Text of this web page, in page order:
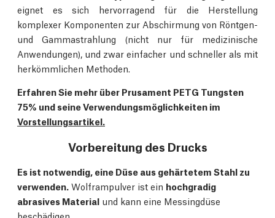
eignet es sich hervorragend für die Herstellung
komplexer Komponenten zur Abschirmung von Röntgen-
und Gammastrahlung (nicht nur für medizinische
Anwendungen), und zwar einfacher und schneller als mit
herkömmlichen Methoden.
Erfahren Sie mehr über Prusament PETG Tungsten
75% und seine Verwendungsmöglichkeiten im
Vorstellungsartikel.
Vorbereitung des Drucks
Es ist notwendig, eine Düse aus gehärtetem Stahl zu
verwenden. Wolframpulver ist ein hochgradig
abrasives Material und kann eine Messingdüse